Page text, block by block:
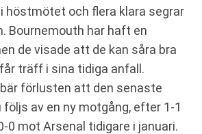
höstmötet och flera klara segrar
Bournemouth har haft en
de visade att de kan såra bra
träff i sina tidiga anfall.
förlusten att den senaste
följs av en ny motgång, efter 1-1
0 mot Arsenal tidigare i januari.